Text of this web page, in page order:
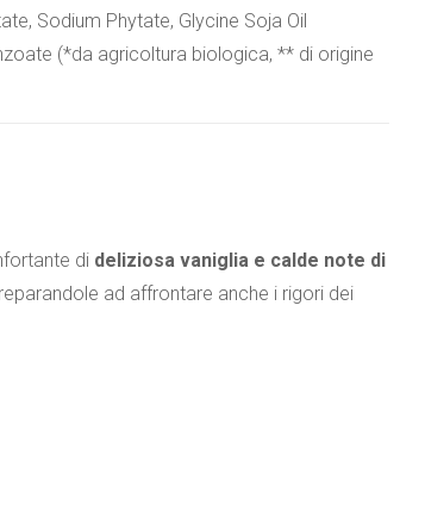
Sodium Phytate, Glycine Soja Oil
(*da agricoltura biologica, ** di origine
di deliziosa vaniglia e calde note di
ad affrontare anche i rigori dei